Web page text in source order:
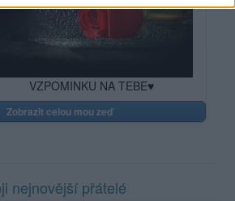
VZPOMINKU NA TEBE♥
Zobrazit celou mou zeď
nejnovější přátelé